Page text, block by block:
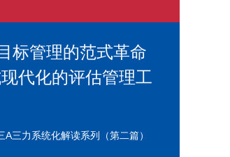
标管理的范式革命
代化的评估管理工
三力系统化解读系列（第二篇）